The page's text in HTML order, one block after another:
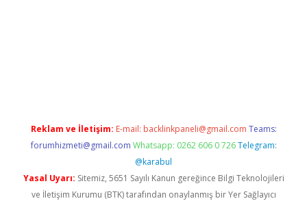
Reklam ve İletişim: E-mail: backlinkpaneli@gmail.com Teams:
forumhizmeti@gmail.com Whatsapp: 0262 606 0 726 Telegram:
@karabul
Yasal Uyarı: Sitemiz, 5651 Sayılı Kanun gereğince Bilgi Teknolojileri
ve İletişim Kurumu (BTK) tarafından onaylanmış bir Yer Sağlayıcı